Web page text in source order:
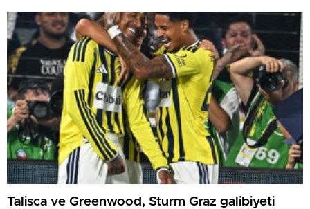
Talisca ve Greenwood, Sturm Graz galibiyeti